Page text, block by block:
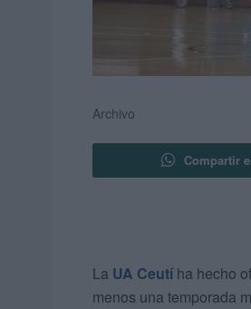
Archivo
Compartir
La UA Ceutí ha hecho
menos una temporada